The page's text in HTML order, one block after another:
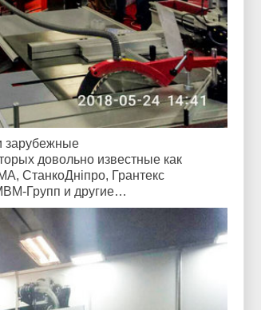
зарубежные
довольно известные как
СтанкоДніпро, Грантекс
Групп и другие…